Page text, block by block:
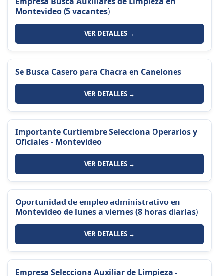
Montevideo (5 vacantes)
VER DETALLES →
Se Busca Casero para Chacra en Canelones
VER DETALLES →
Importante Curtiembre Selecciona Operarios y
Oficiales - Montevideo
VER DETALLES →
Oportunidad de empleo administrativo en
Montevideo de lunes a viernes (8 horas diarias)
VER DETALLES →
Empresa Selecciona Auxiliar de Limpieza -